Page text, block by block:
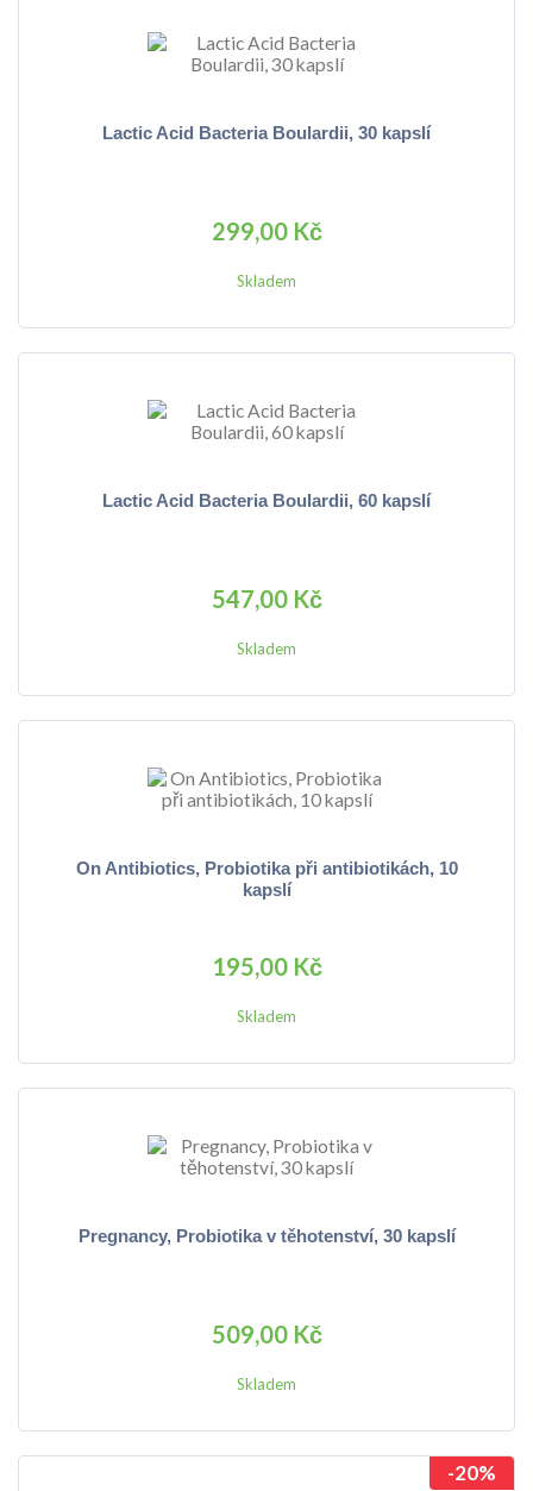
Lactic Acid Bacteria Boulardii, 30 kapslí
299,00 Kč
Skladem
Lactic Acid Bacteria Boulardii, 60 kapslí
547,00 Kč
Skladem
On Antibiotics, Probiotika při antibiotikách, 10
kapslí
195,00 Kč
Skladem
Pregnancy, Probiotika v těhotenství, 30 kapslí
509,00 Kč
Skladem
-20%